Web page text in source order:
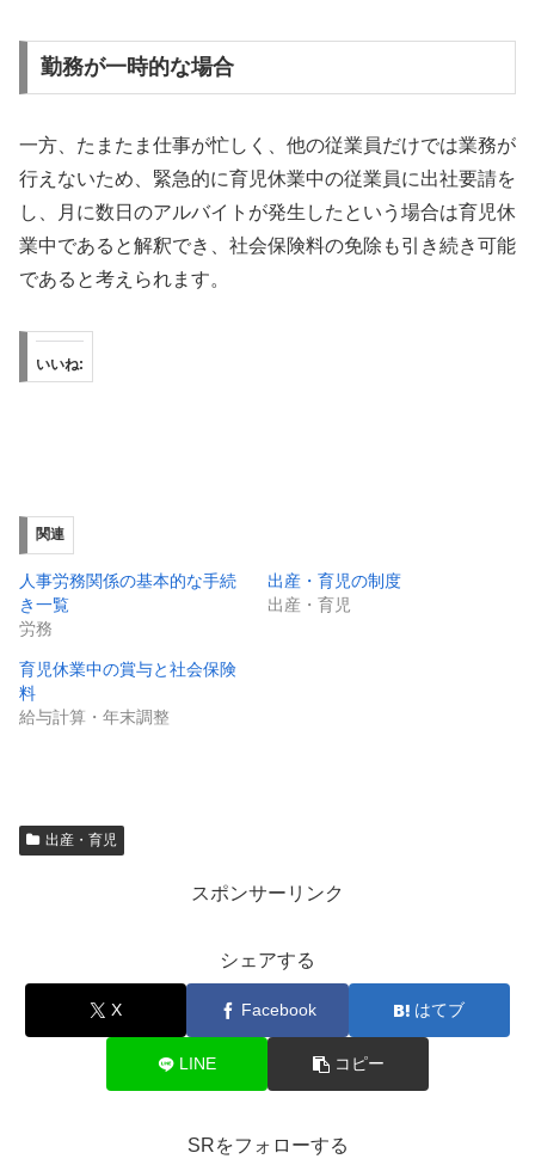
勤務が一時的な場合
一方、たまたま仕事が忙しく、他の従業員だけでは業務が
行えないため、緊急的に育児休業中の従業員に出社要請を
し、月に数日のアルバイトが発生したという場合は育児休
業中であると解釈でき、社会保険料の免除も引き続き可能
であると考えられます。
いいね:
関連
人事労務関係の基本的な手続
き一覧
労務
出産・育児の制度
出産・育児
育児休業中の賞与と社会保険
料
給与計算・年末調整
出産・育児
スポンサーリンク
シェアする
X Facebook はてブ
LINE コピー
SRをフォローする